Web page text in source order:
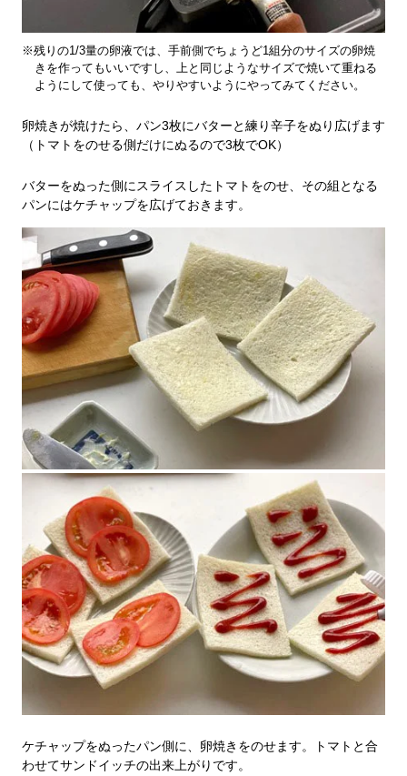
※残りの1/3量の卵液では、手前側でちょうど1組分のサイズの卵焼
きを作ってもいいですし、上と同じようなサイズで焼いて重ねる
ようにして使っても、やりやすいようにやってみてください。
卵焼きが焼けたら、パン3枚にバターと練り辛子をぬり広げます
（トマトをのせる側だけにぬるので3枚でOK）
バターをぬった側にスライスしたトマトをのせ、その組となる
パンにはケチャップを広げておきます。
ケチャップをぬったパン側に、卵焼きをのせます。トマトと合
わせてサンドイッチの出来上がりです。